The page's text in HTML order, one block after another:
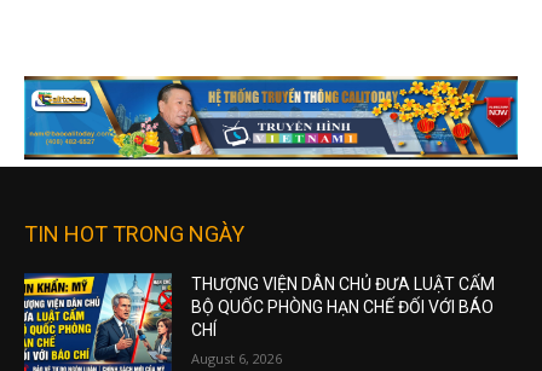
TIN HOT TRONG NGÀY
THƯỢNG VIỆN DÂN CHỦ ĐƯA LUẬT CẤM
BỘ QUỐC PHÒNG HẠN CHẾ ĐỐI VỚI BÁO
CHÍ
August 6, 2026